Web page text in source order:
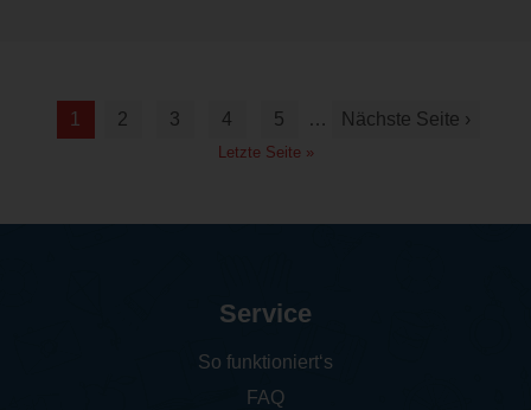
1 2 3 4 5 … Nächste Seite ›
Letzte Seite »
Service
So funktioniert‘s
FAQ